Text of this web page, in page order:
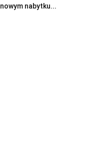
nowym nabytku...